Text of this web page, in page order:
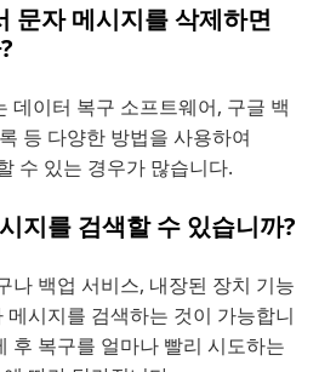
문자 메시지를 삭제하면
데이터 복구 소프트웨어, 구글 백
등 다양한 방법을 사용하여
수 있는 경우가 많습니다.
지를 검색할 수 있습니까?
나 백업 서비스, 내장된 장치 기능
시지를 검색하는 것이 가능합니
후 복구를 얼마나 빨리 시도하는